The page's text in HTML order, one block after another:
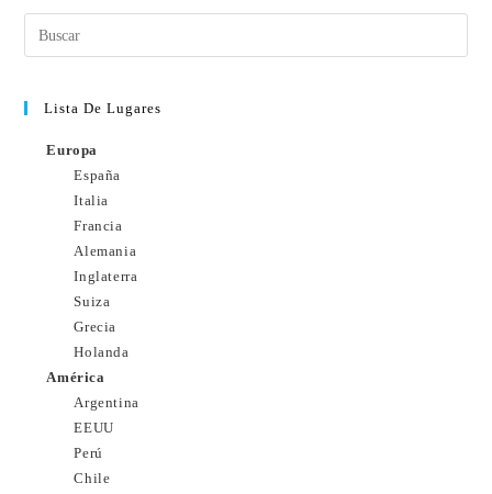
Lista De Lugares
Europa
España
Italia
Francia
Alemania
Inglaterra
Suiza
Grecia
Holanda
América
Argentina
EEUU
Perú
Chile